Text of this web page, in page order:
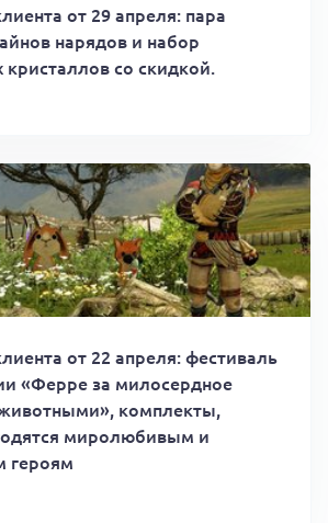
от 29 апреля: пара
нарядов и набор
кристаллов со скидкой.
от 22 апреля: фестиваль
«Ферре за милосердное
комплекты,
миролюбивым и
героям